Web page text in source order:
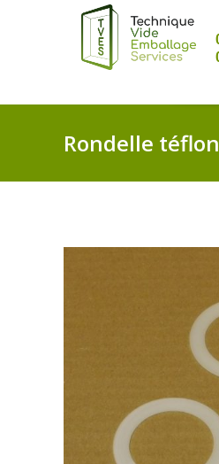
Rondelle téflon